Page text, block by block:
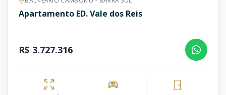
Apartamento ED. Vale dos Reis
R$ 3.727.316